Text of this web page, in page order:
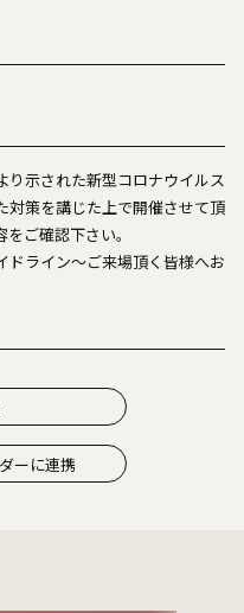
り示された新型コロナウイルス
対策を講じた上で開催させて頂
ご確認下さい。
ドライン〜ご来場頂く皆様へお
ーに連携